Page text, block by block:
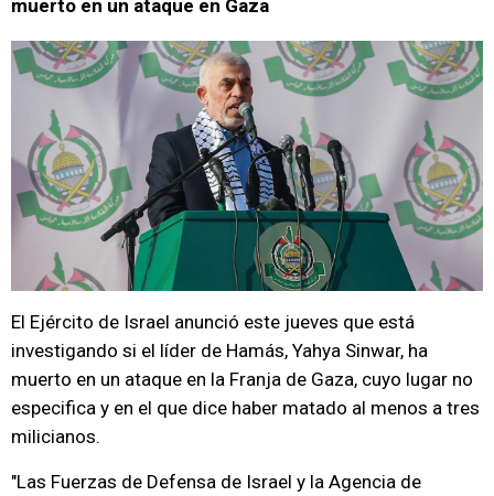
muerto en un ataque en Gaza
El Ejército de Israel anunció este jueves que está
investigando si el líder de Hamás, Yahya Sinwar, ha
muerto en un ataque en la Franja de Gaza, cuyo lugar no
especifica y en el que dice haber matado al menos a tres
milicianos.
"Las Fuerzas de Defensa de Israel y la Agencia de